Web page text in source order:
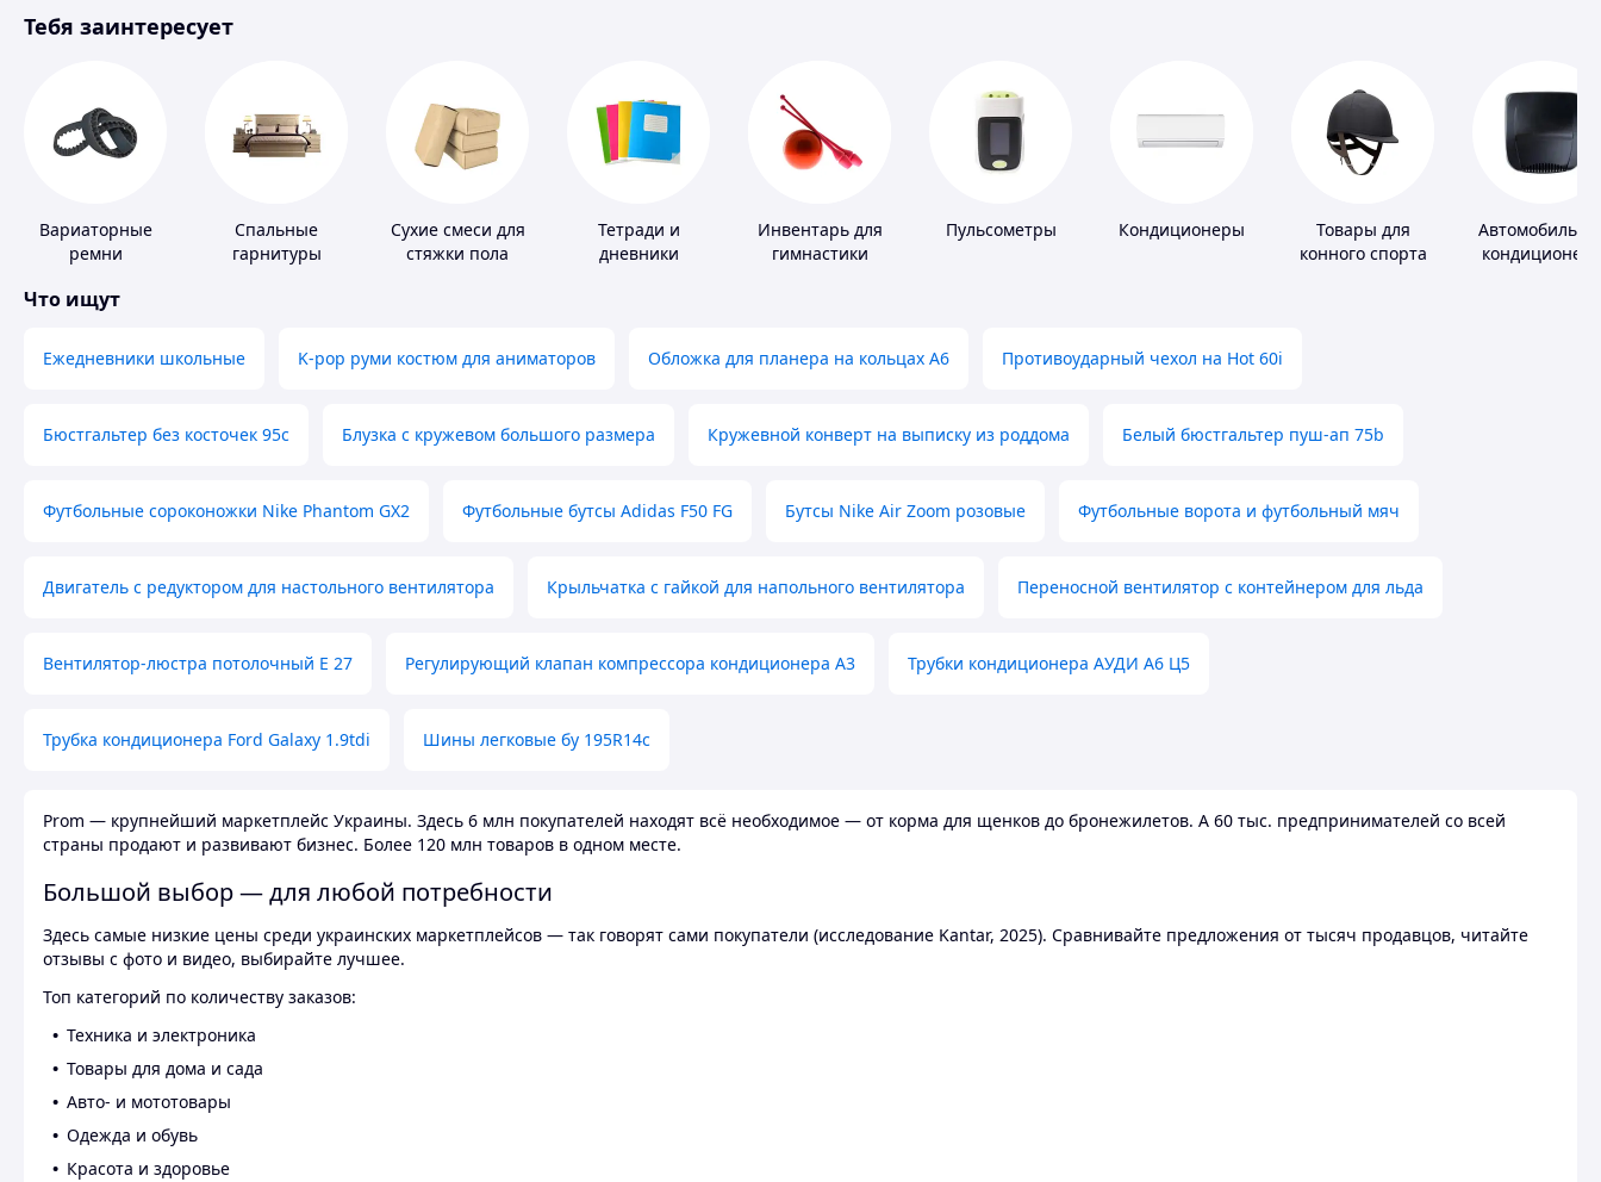
Спорт и отдых
Тебя заинтересует
Вариаторные
ремни
Спальные
гарнитуры
Сухие смеси для
стяжки пола
Тетради и
дневники
Инвентарь для
гимнастики
Пульсометры Кондиционеры
Товары для
конного спорта
Что ищут
Ежедневники школьные K-pop руми костюм для аниматоров Обложка для планера на кольцах А6 Противоударный чехол на Hot 60i
Бюстгальтер без косточек 95с Блузка с кружевом большого размера Кружевной конверт на выписку из роддома Белый бюстгальтер пуш-ап 75b
Футбольные сороконожки Nike Phantom GX2 Футбольные бутсы Adidas F50 FG Бутсы Nike Air Zoom розовые Футбольные ворота и футбольный мяч
Двигатель с редуктором для настольного вентилятора Крыльчатка с гайкой для напольного вентилятора Переносной вентилятор с контейнером для льда
Вентилятор-люстра потолочный E 27 Регулирующий клапан компрессора кондиционера А3 Трубки кондиционера АУДИ А6 Ц5
Трубка кондиционера Ford Galaxy 1.9tdi Шины легковые бу 195R14c
Prom — крупнейший маркетплейс Украины. Здесь 6 млн покупателей находят всё необходимое — от корма для щенков до бронежилетов. А 60 тыс. предпринимателей со всей
страны продают и развивают бизнес. Более 120 млн товаров в одном месте.
Большой выбор — для любой потребности
Здесь самые низкие цены среди украинских маркетплейсов — так говорят сами покупатели (исследование Kantar, 2025). Сравнивайте предложения от тысяч продавцов, читайте
отзывы с фото и видео, выбирайте лучшее.
Топ категорий по количеству заказов:
Техника и электроника
Товары для дома и сада
Авто- и мототовары
Одежда и обувь
Красота и здоровье